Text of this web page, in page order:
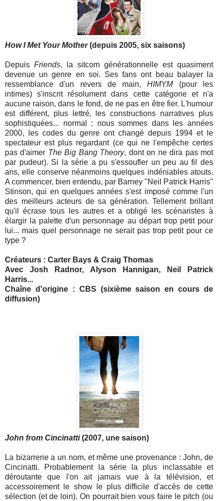
How I Met Your Mother(depuis 2005, six saisons)
Depuis Friends, la sitcom générationnelle est quasiment
devenue un genre en soi. Ses fans ont beau balayer la
ressemblance d'un revers de main, HIMYM(pour les
intimes) s'inscrit résolument dans cette catégorie et n'a
aucune raison, dans le fond, de ne pas en être fier. L'humour
est différent, plus lettré, les constructions narratives plus
sophistiquées... normal : nous sommes dans les années
2000, les codes du genre ont changé depuis 1994 et le
spectateur est plus regardant (ce qui ne l'empêche certes
pas d'aimer The Big Bang Theory, dont on ne dira pas mot
par pudeur). Si la série a pu s'essoufler un peu au fil des
ans, elle conserve néanmoins quelques indéniables atouts.
A commencer, bien entendu, par Barney "Neil Patrick Harris"
Stinson, qui en quelques années s'est imposé comme l'un
des meilleurs acteurs de sa génération. Tellement brillant
qu'il écrase tous les autres et a obligé les scénaristes à
élargir la palette d'un personnage au départ trop petit pour
lui... mais quel personnage ne serait pas trop petit pour ce
type ?
Créateurs : Carter Bays & Craig Thomas
Avec Josh Radnor, Alyson Hannigan, Neil Patrick
Harris...
Chaîne d'origine : CBS (sixième saison en cours de
diffusion)
John from Cincinatti(2007, une saison)
La bizarrerie a un nom, et même une provenance : John, de
Cincinatti. Probablement la série la plus inclassable et
déroutante que l'on ait jamais vue à la télévision, et
accessoirement le show le plus difficile d'accès de cette
sélection (et de loin). On pourrait bien vous faire le pitch (ou